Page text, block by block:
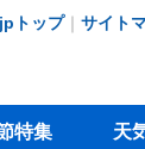
トップ｜ サイト
特集 天